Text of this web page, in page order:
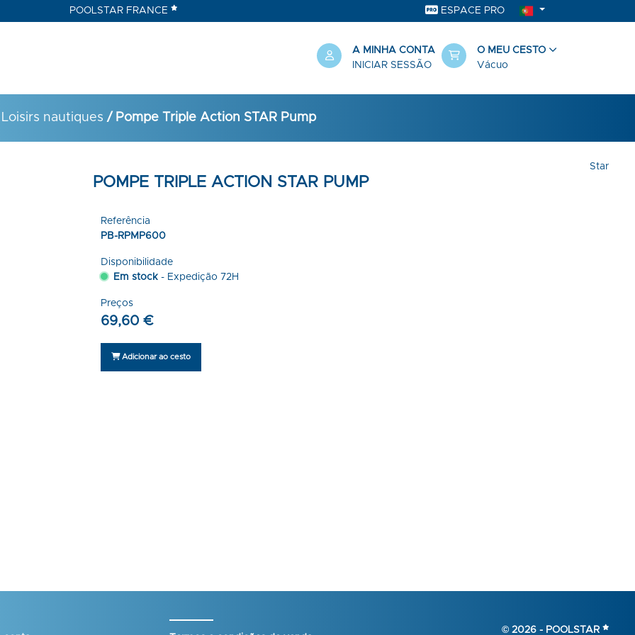
POOLSTAR FRANCE ESPACE PRO
A MINHA CONTA
INICIAR SESSÃO
O MEU CESTO
Vácuo
Loisirs nautiques / Pompe Triple Action STAR Pump
Star
POMPE TRIPLE ACTION STAR PUMP
Referência
PB-RPMP600
Disponibilidade
Em stock- Expedição 72H
Preços
69,60 €
Adicionar ao cesto
© 2026 - POOLSTAR